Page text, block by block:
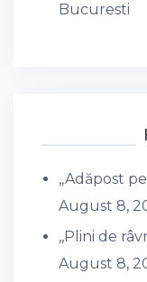
Bucuresti
,,Adăpost
August 8,
,,Plini de
August 8,